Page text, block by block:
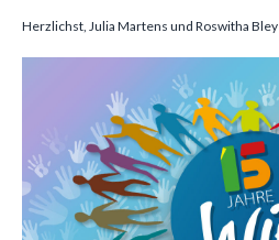
Herzlichst, Julia Martens und Roswitha Bley